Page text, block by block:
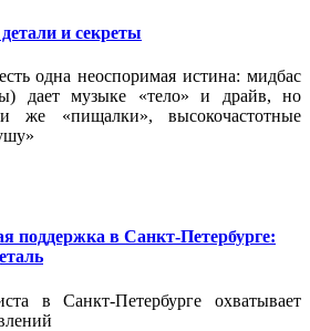
и секреты
одна неоспоримая истина: мидбас
дает музыке «тело» и драйв, но
же «пищалки», высокочастотные
поддержка в Санкт-Петербурге:
в Санкт-Петербурге охватывает